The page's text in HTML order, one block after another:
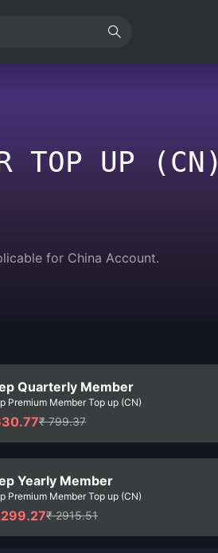
TOP UP (CN)
for China Account.
Quarterly Member
Premium Member Top up (CN)
₹ 799.37
Yearly Member
Premium Member Top up (CN)
₹ 2915.51